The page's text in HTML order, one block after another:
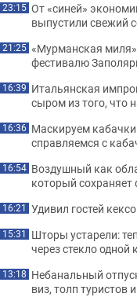
23:15 От «синей»
выпустили свежий
21:25 «Мурманская
фестивалю
16:39 Итальянская
сыром из того, что
16:36 Маскируем
справляемся с
16:54 Воздушный как
который
16:21 Удивил гостей
15:31 Шторы устарели:
через стекло одной
13:18 Небанальный
виз, толп туристов